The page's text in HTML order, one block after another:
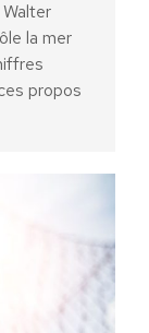
la mer
propos